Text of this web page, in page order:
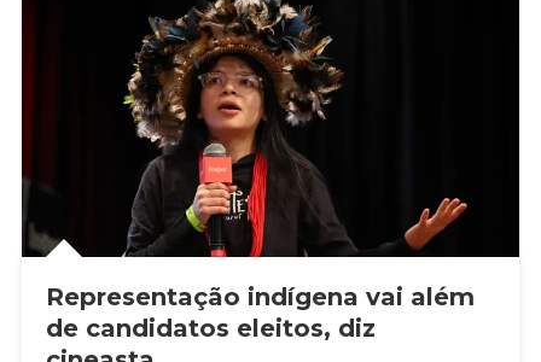
Representação indígena vai além
de candidatos eleitos, diz